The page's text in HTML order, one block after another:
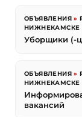
ОБЪЯВЛЕНИЯ »
НИЖНЕКАМСКЕ
Уборщики (-
ОБЪЯВЛЕНИЯ »
НИЖНЕКАМСКЕ
вакансий